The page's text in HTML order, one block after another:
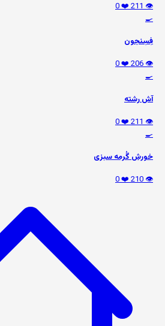
👁️ 211
❤️ 0
🍳
فِسِنجون
👁️ 206
❤️ 0
🍳
آش رشته
👁️ 211
❤️ 0
🍳
خورش گُرمه سبزی
👁️ 210
❤️ 0